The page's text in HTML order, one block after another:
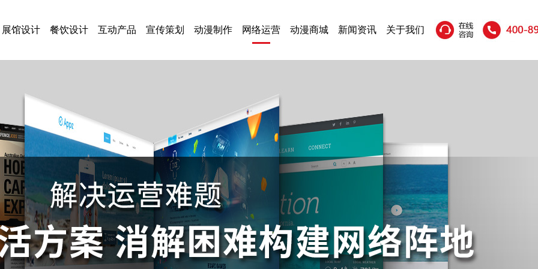
展馆设计 餐饮设计 互动产品 宣传策划 动漫制作 网络运营 动漫商城 新闻资讯 关于我们